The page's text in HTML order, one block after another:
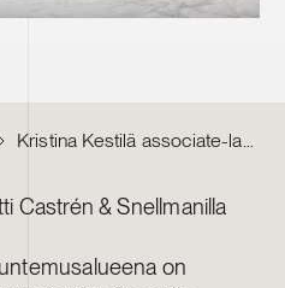
Kristina Kestilä associate-lakimieheksi
Castrén & Snellmanilla
on